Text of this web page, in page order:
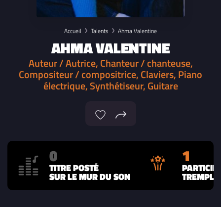
Accueil Talents Ahma Valentine
AHMA VALENTINE
Auteur / Autrice, Chanteur / chanteuse,
Compositeur / compositrice, Claviers, Piano
électrique, Synthétiseur, Guitare
0
TITRE POSTÉ
SUR LE MUR DU SON
1